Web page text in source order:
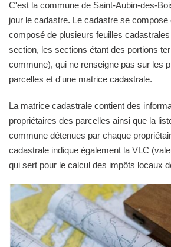
C'est la commune de Saint-Aubin-des-
jour le cadastre. Le cadastre se compose
composé de plusieurs feuilles
section, les sections étant des portions
commune), qui ne renseigne pas sur les
parcelles et d'une matrice cadastrale.
La matrice cadastrale contient des
propriétaires des parcelles ainsi que la
commune détenues par chaque
cadastrale indique également la VLC
qui sert pour le calcul des impôts locaux